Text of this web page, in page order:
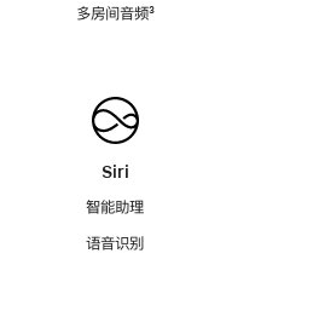
多房间音频脚
³
Siri
智能助理
语音识别